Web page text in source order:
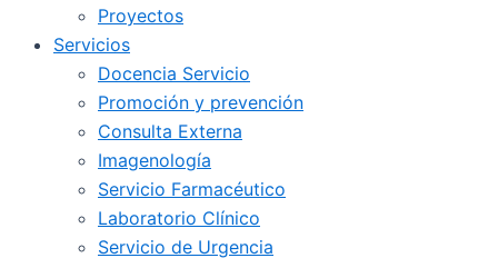
Proyectos
Servicios
Docencia Servicio
Promoción y prevención
Consulta Externa
Imagenología
Servicio Farmacéutico
Laboratorio Clínico
Servicio de Urgencia